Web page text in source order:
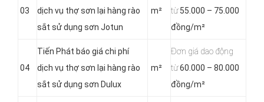
03
dịch vụ thợ sơn lại hàng rào
sắt sử dụng sơn Jotun
m²
từ55.000 – 75.000
đồng/m²
04
Tiến Phát báo giá chi phí
dịch vụ thợ sơn lại hàng rào
sắt sử dụng sơn Dulux
m²
Đơn giá dao động
từ60.000 – 80.000
đồng/m²